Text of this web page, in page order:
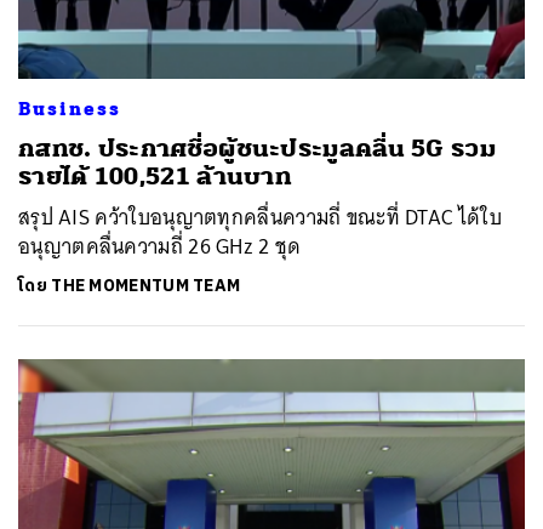
Business
กสทช. ประกาศชื่อผู้ชนะประมูลคลื่น 5G รวม
รายได้ 100,521 ล้านบาท
สรุป AIS คว้าใบอนุญาตทุกคลื่นความถี่ ขณะที่ DTAC ได้ใบ
อนุญาตคลื่นความถี่ 26 GHz 2 ชุด
โดย THE MOMENTUM TEAM